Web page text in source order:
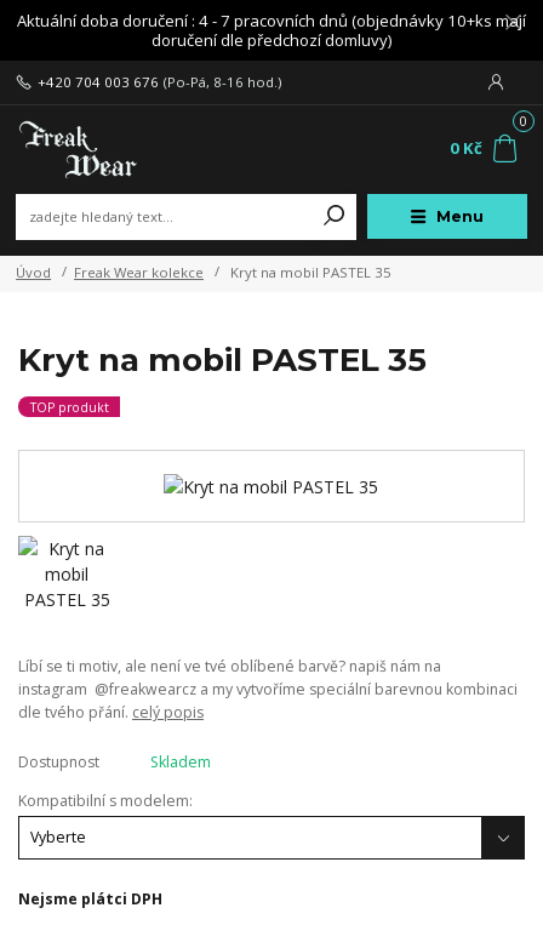
Aktuální doba doručení : 4 - 7 pracovních dnů (objednávky 10+ks mají
doručení dle předchozí domluvy)
Menu
+420 704 003 676 (Po-Pá, 8-16 hod.)
0
0 Kč
Úvod Freak Wear kolekce Kryt na mobil PASTEL 35
Kryt na mobil PASTEL 35
TOP produkt
Líbí se ti motiv, ale není ve tvé oblíbené barvě? napiš nám na
instagram @freakwearcz a my vytvoříme speciální barevnou kombinaci
dle tvého přání. celý popis
Dostupnost
Skladem
Kompatibilní s modelem:
Nejsme plátci DPH